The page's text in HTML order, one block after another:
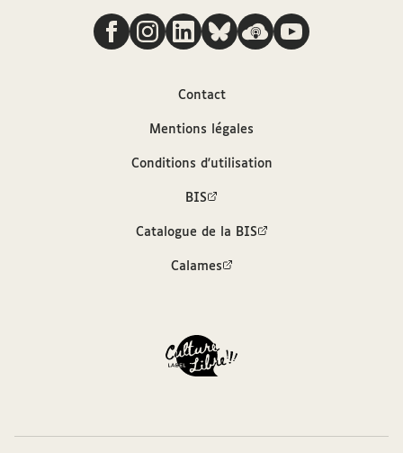
Carte d’Alfred Morel-Fatio à la marquise Arconati-
Visconti, Paris, 30 novembre
Description hiérarchisée dans le catalogue
des archives et manuscrits Calames
Nous suivre
Contact
Mentions légales
Conditions d'utilisation
BIS
Catalogue de la BIS
Calames